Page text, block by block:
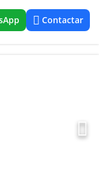
Contactar